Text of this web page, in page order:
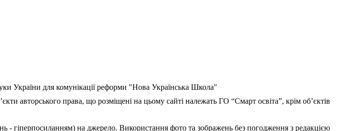
України для комунікації реформи "Нова Українська Школа"
авторського права, що розміщені на цьому сайті належать ГО “Смарт освіта”, крім об’єктів
- гіперпосиланням) на джерело. Використання фото та зображень без погодження з редакцією